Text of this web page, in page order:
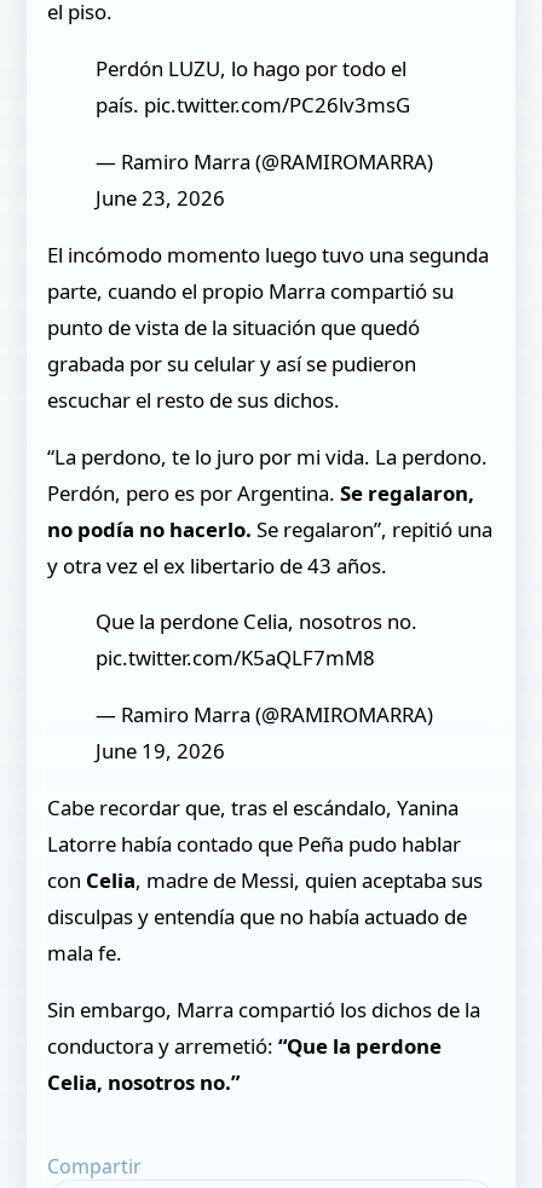
el piso.
Perdón LUZU, lo hago por todo el
país. pic.twitter.com/PC26lv3msG
— Ramiro Marra (@RAMIROMARRA)
June 23, 2026
El incómodo momento luego tuvo una segunda
parte, cuando el propio Marra compartió su
punto de vista de la situación que quedó
grabada por su celular y así se pudieron
escuchar el resto de sus dichos.
“La perdono, te lo juro por mi vida. La perdono.
Perdón, pero es por Argentina. Se regalaron,
no podía no hacerlo.Se regalaron”, repitió una
y otra vez el ex libertario de 43 años.
Que la perdone Celia, nosotros no.
pic.twitter.com/K5aQLF7mM8
— Ramiro Marra (@RAMIROMARRA)
June 19, 2026
Cabe recordar que, tras el escándalo, Yanina
Latorre había contado que Peña pudo hablar
con Celia, madre de Messi, quien aceptaba sus
disculpas y entendía que no había actuado de
mala fe.
Sin embargo, Marra compartió los dichos de la
conductora y arremetió:“Que la perdone
Celia, nosotros no.”
Compartir